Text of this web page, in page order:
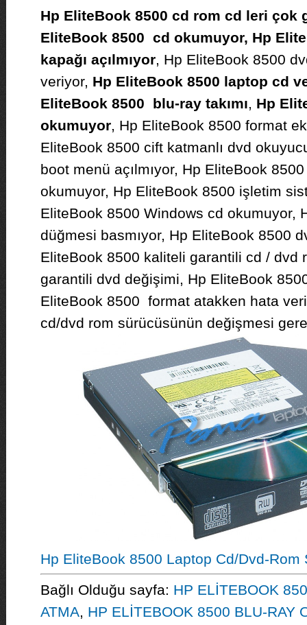
Hp EliteBook 8500 cd rom cd leri çok
EliteBook 8500 cd okumuyor, Hp
kapağı açılmıyor, Hp EliteBook 8500
veriyor, Hp EliteBook 8500 laptop cd
EliteBook 8500 blu-ray takımı, Hp
okumuyor, Hp EliteBook 8500 format
EliteBook 8500 cift katmanlı dvd
boot menü açılmıyor, Hp EliteBook
okumuyor, Hp EliteBook 8500 işletim
EliteBook 8500 Windows cd okumuyor,
düğmesi basmıyor, Hp EliteBook 8500
EliteBook 8500 kaliteli garantili cd / dvd
garantili dvd değişimi, Hp EliteBook
EliteBook 8500 format atakken hata
cd/dvd rom sürücüsünün değişmesi
Hp EliteBook 8500 Laptop Cd/Dvd-Rom
Bağlı Olduğu sayfa: HP ELİTEBOOK
ATMA, HP ELİTEBOOK 8500 BLU-RAY